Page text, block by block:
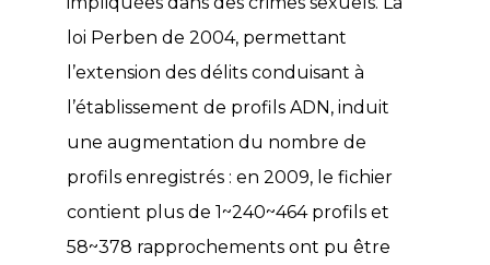
loi Perben de 2004, permettant
l’extension des délits conduisant à
l’établissement de profils ADN, induit
une augmentation du nombre de
profils enregistrés : en 2009, le fichier
contient plus de 1~240~464 profils et
58~378 rapprochements ont pu être